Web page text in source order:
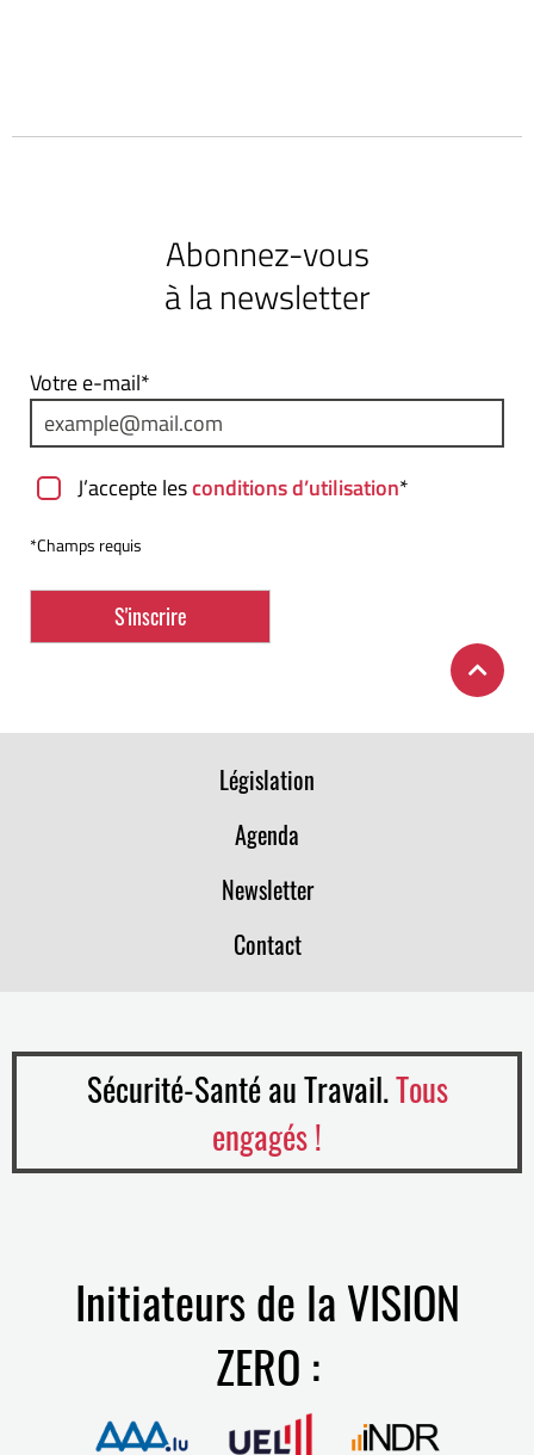
Abonnez-vous
à la newsletter
Votre e-mail*
J’accepte lesconditions d’utilisation*
*Champs requis
Législation
Agenda
Newsletter
Contact
Sécurité-Santé au Travail.Tous
engagés !
Initiateurs de la VISION
ZERO :